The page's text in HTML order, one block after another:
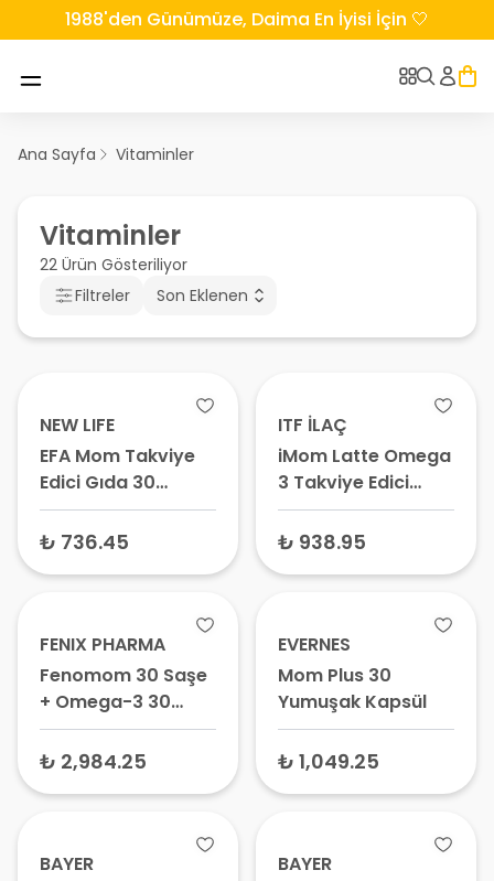
1988'den Günümüze, Daima En İyisi İçin 🤍
Ana Sayfa Vitaminler
Vitaminler
22 Ürün Gösteriliyor
Filtreler
Son Eklenen
NEW LIFE
EFA Mom Takviye
Edici Gıda 30
Kapsül
₺ 736.45
ITF İLAÇ
iMom Latte Omega
3 Takviye Edici
Gıda 60 Kapsül
₺ 938.95
FENIX PHARMA
Fenomom 30 Saşe
+ Omega-3 30
Kapsül
₺ 2,984.25
EVERNES
Mom Plus 30
Yumuşak Kapsül
₺ 1,049.25
BAYER
BAYER